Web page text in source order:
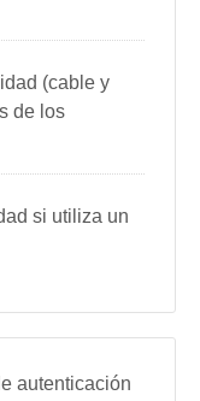
(cable y
de los
si utiliza un
autenticación